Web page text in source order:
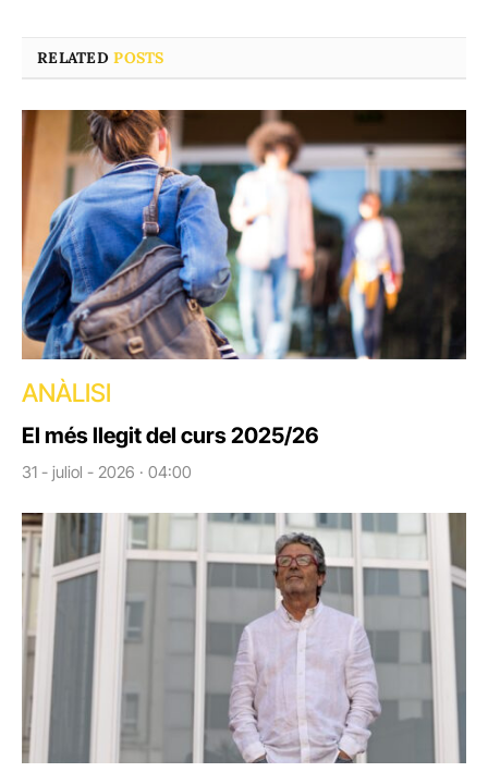
RELATEDPOSTS
ANÀLISI
El més llegit del curs 2025/26
31 - juliol - 2026 · 04:00